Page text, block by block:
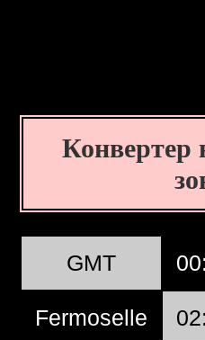
Конвертер
GMT
Fermoselle